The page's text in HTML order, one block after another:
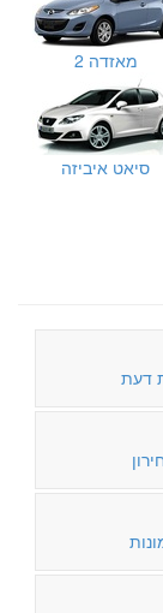
מאזדה 2
סיאט איביזה
דעת